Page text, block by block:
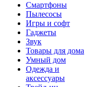
Смартфоны
Пылесосы
Игры и софт
Гаджеты
Звук
Товары для дома
Умный дом
Одежда и
аксессуары